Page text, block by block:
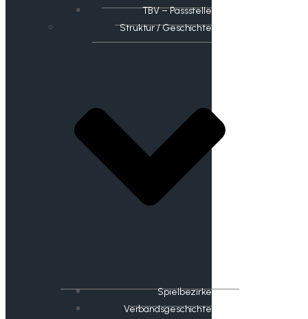
TBV – Passstelle
Struktur / Geschichte
Spielbezirke
Verbandsgeschichte